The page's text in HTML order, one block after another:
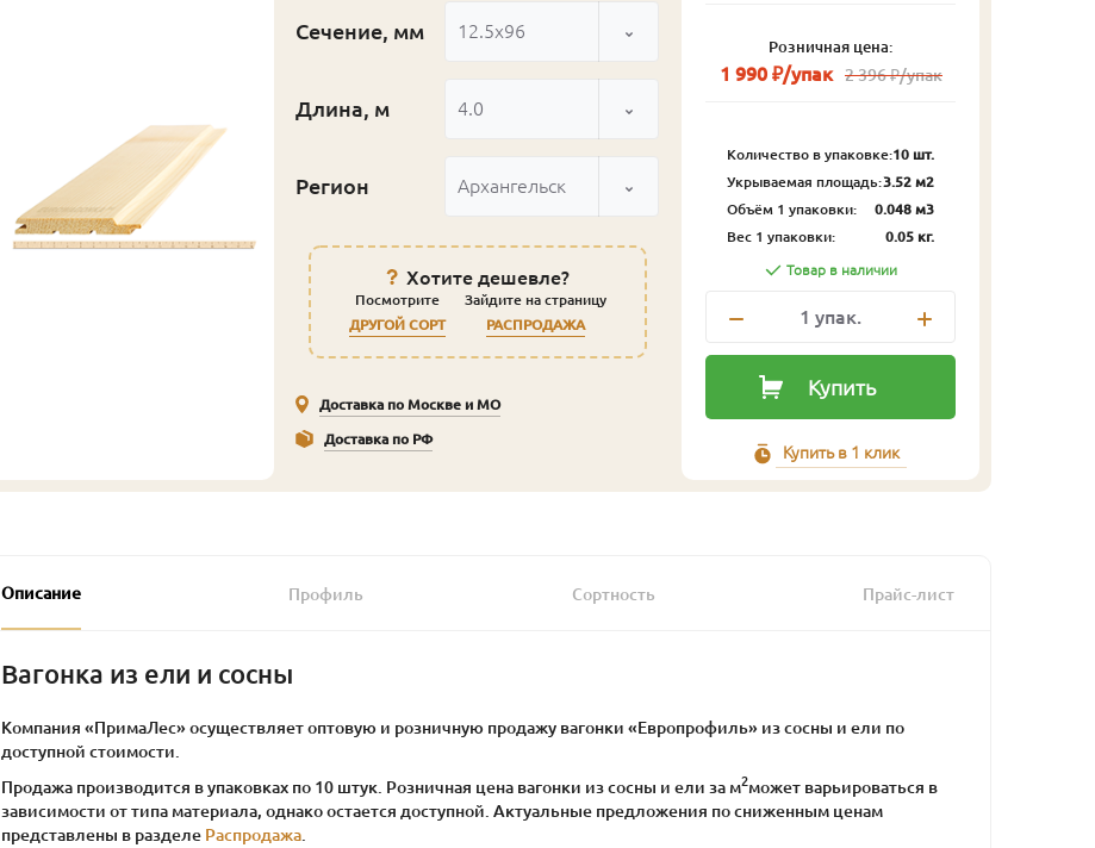
Сечение, мм 12.5x96
Длина, м 4.0
Регион Архангельск
Хотите дешевле?
Посмотрите
ДРУГОЙ СОРТ
Зайдите на страницу
РАСПРОДАЖА
Доставка по Москве и МО
Доставка по РФ
Розничная цена:
1 990 ₽/упак 2 396 ₽/упак
Количество в упаковке:10 шт.
Укрываемая площадь:3.52 м2
Объём 1 упаковки:
0.048 м3
Вес 1 упаковки:
0.05 кг.
Товар в наличии
1 упак.
Купить
Купить в 1 клик
Описание Профиль Сортность Прайс-лист
Вагонка из ели и сосны
Компания «ПримаЛес» осуществляет оптовую и розничную продажу вагонки «Европрофиль» из сосны и ели по
доступной стоимости.
Продажа производится в упаковках по 10 штук. Розничная цена вагонки из сосны и ели за м2может варьироваться в
зависимости от типа материала, однако остается доступной. Актуальные предложения по сниженным ценам
представлены в разделе Распродажа.